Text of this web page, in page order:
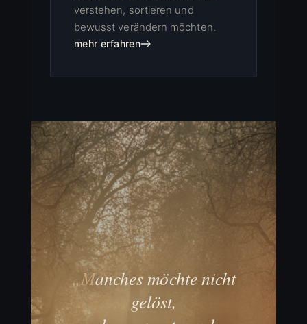
verstehen, sortieren und
bewusst verändern möchten.
mehr erfahren
„Manches möchte nicht
gelöst,